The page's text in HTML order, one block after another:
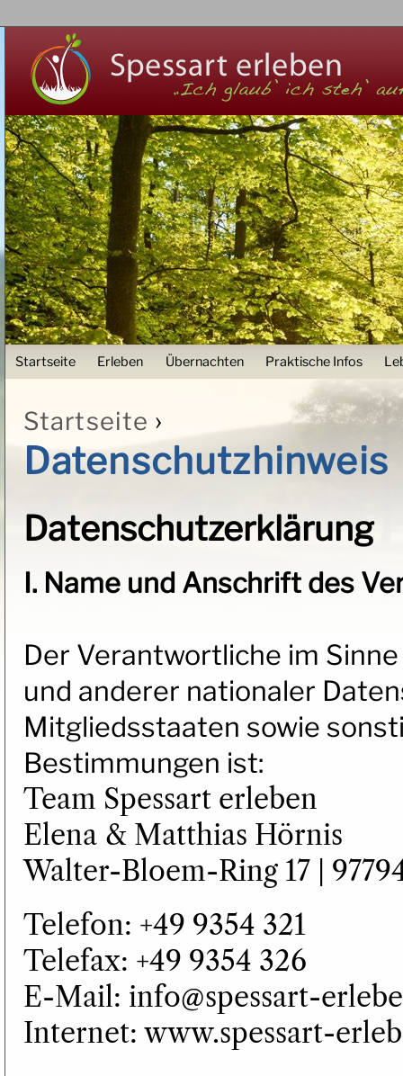
User menu
Startseite Erleben Übernachten Praktische Infos
Sie sind hier
Startseite ›
Datenschutzhinweis
Datenschutzerklärung
I. Name und Anschrift des
Der Verantwortliche im
und anderer nationaler
Mitgliedsstaaten sowie
Bestimmungen ist:
Team Spessart erleben
Elena & Matthias Hörnis
Walter-Bloem-Ring 17 |
Telefon: +49 9354 321
Telefax: +49 9354 326
E-Mail: info@spessart-
Internet: www.spessart-